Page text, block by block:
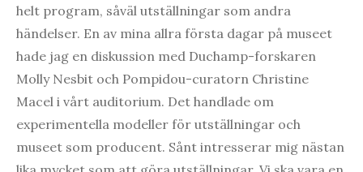
helt program, såväl utställningar som andra
händelser. En av mina allra första dagar på museet
hade jag en diskussion med Duchamp-forskaren
Molly Nesbit och Pompidou-curatorn Christine
Macel i vårt auditorium. Det handlade om
experimentella modeller för utställningar och
museet som producent. Sånt intresserar mig nästan